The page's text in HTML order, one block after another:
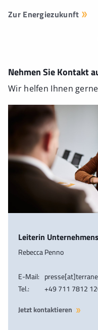
Zur Energiezukunft
Nehmen Sie Kontakt
Wir helfen Ihnen
Leiterin
Rebecca Penno
E-Mail:
Tel.:
+49 711 7812
Jetzt kontaktieren